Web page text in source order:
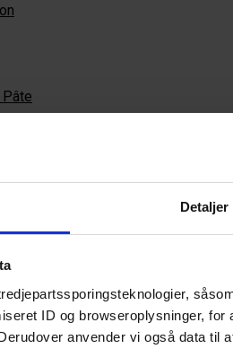
Detaljer
ID og browseroplysninger,
anvender vi også data
Pâte
Beer & Pizza Lab
Norrlyst
Bib Gourmand i 2026 for